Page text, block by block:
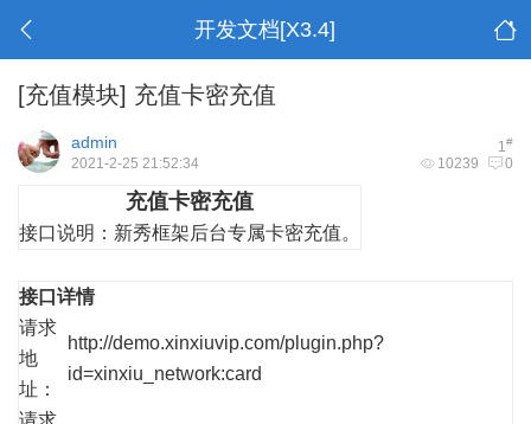
开发文档[X3.4]
[充值模块] 充值卡密充值
1#
admin
10239 0
2021-2-25 21:52:34
充值卡密充值
接口说明： 新秀框架后台专属卡密充值。
接口详情
请求
地
址：
http://demo.xinxiuvip.com/plugin.php?
id=xinxiu_network:card
请求